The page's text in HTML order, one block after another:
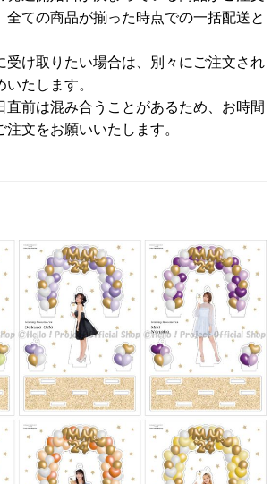
全ての商品が揃った時点での一括配送と
け取りたい場合は、別々にご注文され
たします。
前は混み合うことがあるため、お時間
文をお願いいたします。